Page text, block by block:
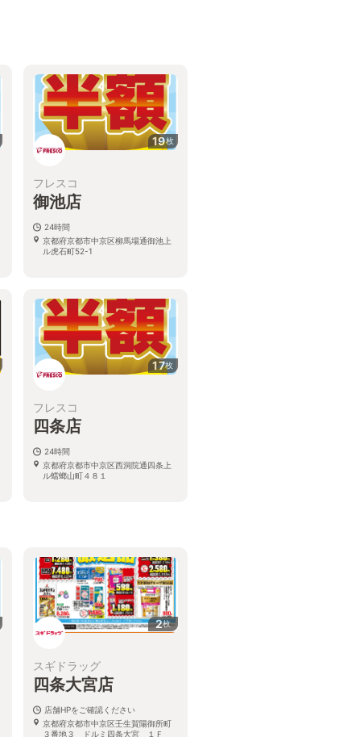
19枚
フレスコ
御池店
24時間
京都府京都市中京区柳馬場通御池上
ル虎石町52-1
17枚
フレスコ
四条店
24時間
京都府京都市中京区西洞院通四条上
ル蟷螂山町４８１
2枚
スギドラッグ
四条大宮店
店舗HPをご確認ください
京都府京都市中京区壬生賀陽御所町
３番地３ ドルミ四条大宮 １Ｆ